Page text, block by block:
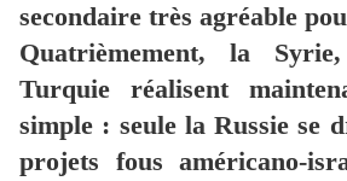
secondaire très agréable
Quatrièmement, la
Turquie réalisent
simple : seule la Russie se
projets fous américano-